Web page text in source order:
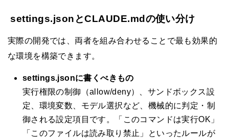
settings.jsonとCLAUDE.mdの使い分け
実際の開発では、両者を組み合わせることで最も効果的
な環境を構築できます。
settings.jsonに書くべきもの
実行権限の制御（allow/deny）、サンドボックス設
定、環境変数、モデル選択など、機械的に判定・制
御される設定項目です。「このコマンドは実行OK」
「このファイルは読み取り禁止」といったルールが